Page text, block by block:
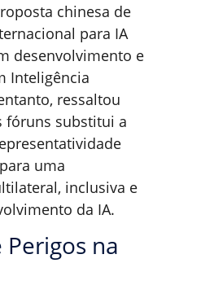
chinesa de
para IA
desenvolvimento e
Inteligência
ressaltou
fóruns substitui a
uma
inclusiva e
da IA.
Perigos na